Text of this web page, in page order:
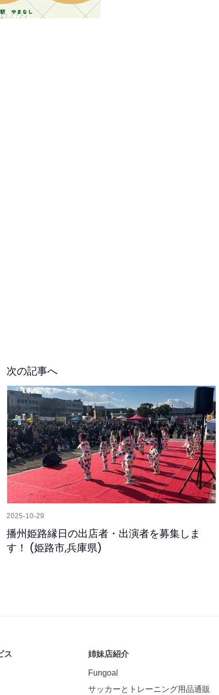
次の記事へ
2025-10-29
播州姫路縁日の出店者・出演者を募集しま
す！ (姫路市,兵庫県)
ス 姉妹店紹介
Fungoal
サッカーとトレーニング用品通販